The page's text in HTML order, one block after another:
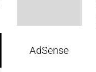
AdSense